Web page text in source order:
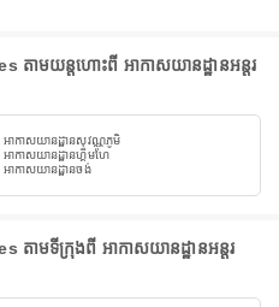
ាមយន្តហោះពី អាកាសយានដ្ឋានអន្តរ
អាកាសយានដ្ឋានសុវណ្ណភូមិ
អាកាសយានដ្ឋានហ្គីមហែ
អាកាសយានដ្ឋានចង់
ាមទីក្រុងពី អាកាសយានដ្ឋានអន្តរ